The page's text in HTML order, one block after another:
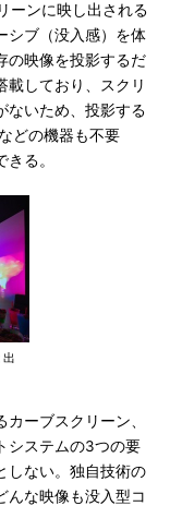
ーンに映し出される
シブ（没入感）を体
の映像を投影するだ
載しており、スクリ
ないため、投影する
どの機器も不要
る。
出
ーブスクリーン、
システムの3つの要
しない。独自技術の
んな映像も没入型コ